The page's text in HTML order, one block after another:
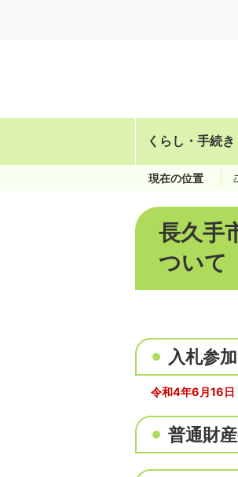
くらし・手続き
現在の位置
長久手
ついて
入札参
令和4年6月16日
普通財